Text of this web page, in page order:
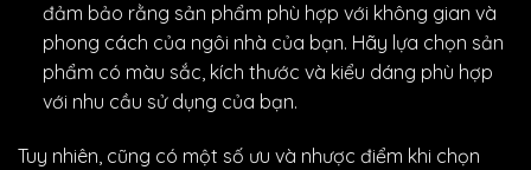
đảm bảo rằng sản phẩm phù hợp với không gian và
phong cách của ngôi nhà của bạn. Hãy lựa chọn sản
phẩm có màu sắc, kích thước và kiểu dáng phù hợp
với nhu cầu sử dụng của bạn.
Tuy nhiên, cũng có một số ưu và nhược điểm khi chọn